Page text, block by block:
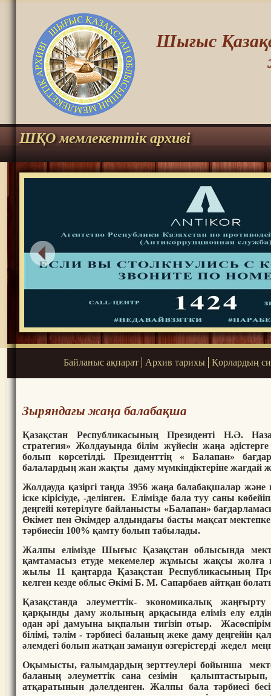
Шығыс
ШҚО мемлекеттік архиві
Байланыс ақпарат Архив тарихы Қорлардың
Зыряндағы жаңа балабақша
Қазақстан Республикасының Президенті Н.Ә.
стратегия» Жолдауында білім жүйесін жаңа
болып көрсетілді. Президенттің « Балапан»
балалардың жан жақты даму мүмкіндіктеріне жағдай
Жолдауда қазіргі таңда 3956 жаңа балабақшалар
іске кірісіуде, -делінген. Елімізде бала туу саны
деңгейі көтерілуге байланысты «Балапан»
Өкімет пен Әкімдер алдындағы басты мақсат мектепке
тәрбиесін 100% қамту болып табылады.
Жалпы елімізде Шығыс Қазақстан облысында
қамтамасыз етуде мекемелер жұмысы жақсы жолға
жылы 11 қаңтарда Қазақстан Республикасының
келген кезде облыс Әкімі Б. М. Сапарбаев айтқан
Қазақстанда әлеуметтік- экономикалық
қарқынды даму жолының арқасында еліміз елу елдің
одан әрі дамуына ықпалын тигізіп отыр.
білімі, тәлім - тәрбиесі баланың жеке даму деңгейін
әлемдегі болып жатқан замануи өзгерістерді жедел
Оқымысты, ғалымдардың зерттеулері бойынша
баланың әлеуметтік сана сезімін
атқаратынын дәлелденген. Жалпы бала тәрбиесі